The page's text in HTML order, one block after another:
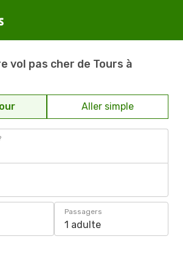
vol pas cher de Tours à
Aller simple
Passagers
1 adulte